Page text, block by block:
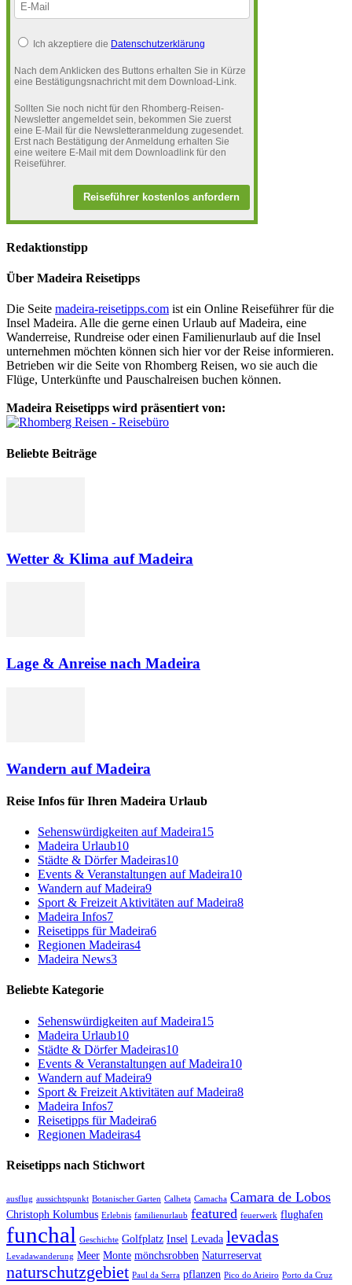
Ich akzeptiere die Datenschutzerklärung
Nach dem Anklicken des Buttons erhalten Sie in Kürze
eine Bestätigungsnachricht mit dem Download-Link.
Sollten Sie noch nicht für den Rhomberg-Reisen-
Newsletter angemeldet sein, bekommen Sie zuerst
eine E-Mail für die Newsletteranmeldung zugesendet.
Erst nach Bestätigung der Anmeldung erhalten Sie
eine weitere E-Mail mit dem Downloadlink für den
Reiseführer.
Reiseführer kostenlos anfordern
Redaktionstipp
Über Madeira Reisetipps
Die Seite madeira-reisetipps.com ist ein Online Reiseführer für die
Insel Madeira. Alle die gerne einen Urlaub auf Madeira, eine
Wanderreise, Rundreise oder einen Familienurlaub auf die Insel
unternehmen möchten können sich hier vor der Reise informieren.
Betrieben wir die Seite von Rhomberg Reisen, wo sie auch die
Flüge, Unterkünfte und Pauschalreisen buchen können.
Madeira Reisetipps wird präsentiert von:
Beliebte Beiträge
Wetter & Klima auf Madeira
Lage & Anreise nach Madeira
Wandern auf Madeira
Reise Infos für Ihren Madeira Urlaub
Sehenswürdigkeiten auf Madeira15
Madeira Urlaub10
Städte & Dörfer Madeiras10
Events & Veranstaltungen auf Madeira10
Wandern auf Madeira9
Sport & Freizeit Aktivitäten auf Madeira8
Madeira Infos7
Reisetipps für Madeira6
Regionen Madeiras4
Madeira News3
Beliebte Kategorie
Sehenswürdigkeiten auf Madeira15
Madeira Urlaub10
Städte & Dörfer Madeiras10
Events & Veranstaltungen auf Madeira10
Wandern auf Madeira9
Sport & Freizeit Aktivitäten auf Madeira8
Madeira Infos7
Reisetipps für Madeira6
Regionen Madeiras4
Reisetipps nach Stichwort
ausflug aussichtspunkt Botanischer Garten Calheta Camacha Camara de Lobos
Christoph Kolumbus Erlebnis familienurlaub featured feuerwerk flughafen
funchal Geschichte Golfplatz Insel Levada levadas
Levadawanderung Meer Monte mönchsrobben Naturreservat
naturschutzgebiet Paul da Serra pflanzen Pico do Arieiro Porto da Cruz